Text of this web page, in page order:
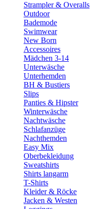
Strampler & Overalls
Outdoor
Bademode
Swimwear
New Born
Accessoires
Mädchen 3-14
Unterwäsche
Unterhemden
BH & Bustiers
Slips
Panties & Hipster
Winterwäsche
Nachtwäsche
Schlafanzüge
Nachthemden
Easy Mix
Oberbekleidung
Sweatshirts
Shirts langarm
T-Shirts
Kleider & Röcke
Jacken & Westen